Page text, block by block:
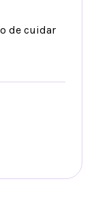
de cuidar